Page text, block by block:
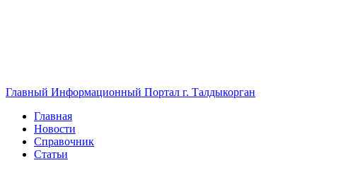
Главный Информационный Портал г. Талдыкорган
Главная
Новости
Справочник
Статьи